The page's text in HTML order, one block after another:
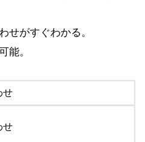
せがすぐわかる。
能。
せ
せ